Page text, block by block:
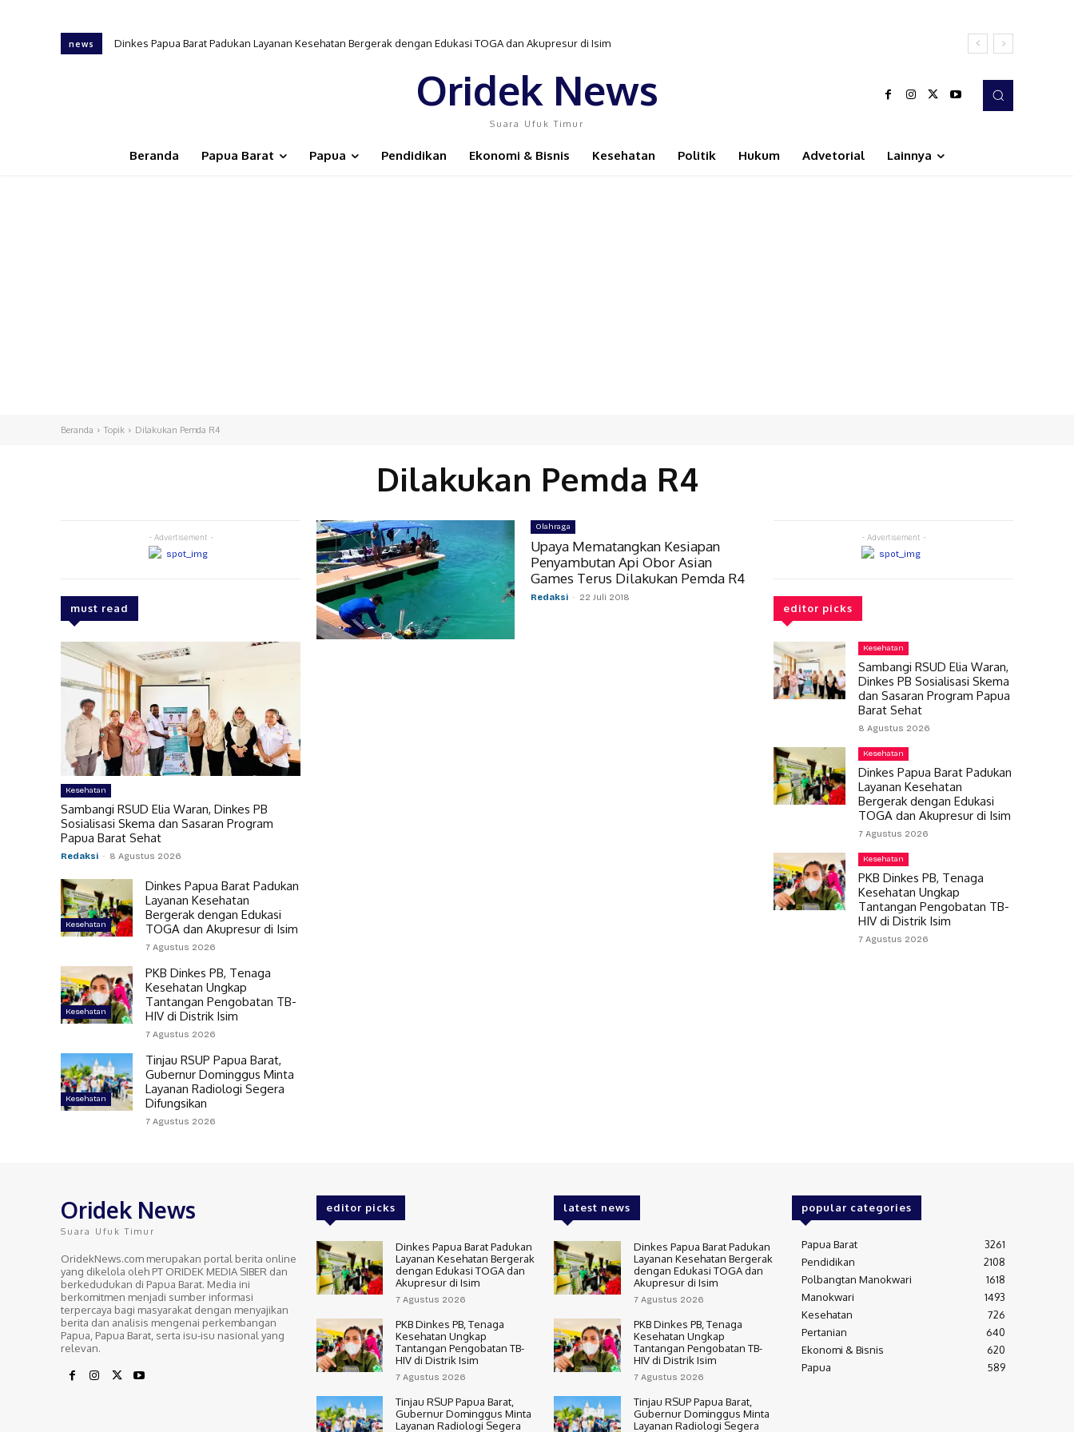
news Dinkes Papua Barat Padukan Layanan Kesehatan Bergerak dengan Edukasi TOGA dan Akupresur di Isim
Oridek News
Suara Ufuk Timur
Beranda Papua Barat Papua Pendidikan Ekonomi & Bisnis Kesehatan Politik Hukum Advetorial Lainnya
Beranda Topik Dilakukan Pemda R4
Dilakukan Pemda R4
- Advertisement -
must read
Kesehatan
Sambangi RSUD Elia Waran, Dinkes PB
Sosialisasi Skema dan Sasaran Program
Papua Barat Sehat
Redaksi - 8 Agustus 2026
Kesehatan
Dinkes Papua Barat Padukan
Layanan Kesehatan
Bergerak dengan Edukasi
TOGA dan Akupresur di Isim
7 Agustus 2026
Kesehatan
PKB Dinkes PB, Tenaga
Kesehatan Ungkap
Tantangan Pengobatan TB-
HIV di Distrik Isim
7 Agustus 2026
Kesehatan
Tinjau RSUP Papua Barat,
Gubernur Dominggus Minta
Layanan Radiologi Segera
Difungsikan
7 Agustus 2026
Olahraga
Upaya Mematangkan Kesiapan
Penyambutan Api Obor Asian
Games Terus Dilakukan Pemda R4
Redaksi - 22 Juli 2018
- Advertisement -
editor picks
Kesehatan
Sambangi RSUD Elia Waran,
Dinkes PB Sosialisasi Skema
dan Sasaran Program Papua
Barat Sehat
8 Agustus 2026
Kesehatan
Dinkes Papua Barat Padukan
Layanan Kesehatan
Bergerak dengan Edukasi
TOGA dan Akupresur di Isim
7 Agustus 2026
Kesehatan
PKB Dinkes PB, Tenaga
Kesehatan Ungkap
Tantangan Pengobatan TB-
HIV di Distrik Isim
7 Agustus 2026
Oridek News
Suara Ufuk Timur
OridekNews.com merupakan portal berita online
yang dikelola oleh PT ORIDEK MEDIA SIBER dan
berkedudukan di Papua Barat. Media ini
berkomitmen menjadi sumber informasi
terpercaya bagi masyarakat dengan menyajikan
berita dan analisis mengenai perkembangan
Papua, Papua Barat, serta isu-isu nasional yang
relevan.
editor picks
Dinkes Papua Barat Padukan
Layanan Kesehatan Bergerak
dengan Edukasi TOGA dan
Akupresur di Isim
7 Agustus 2026
PKB Dinkes PB, Tenaga
Kesehatan Ungkap
Tantangan Pengobatan TB-
HIV di Distrik Isim
7 Agustus 2026
Tinjau RSUP Papua Barat,
Gubernur Dominggus Minta
Layanan Radiologi Segera
latest news
Dinkes Papua Barat Padukan
Layanan Kesehatan Bergerak
dengan Edukasi TOGA dan
Akupresur di Isim
7 Agustus 2026
PKB Dinkes PB, Tenaga
Kesehatan Ungkap
Tantangan Pengobatan TB-
HIV di Distrik Isim
7 Agustus 2026
Tinjau RSUP Papua Barat,
Gubernur Dominggus Minta
Layanan Radiologi Segera
popular categories
Papua Barat
3261
Pendidikan
2108
Polbangtan Manokwari
1618
Manokwari
1493
Kesehatan
726
Pertanian
640
Ekonomi & Bisnis
620
Papua
589